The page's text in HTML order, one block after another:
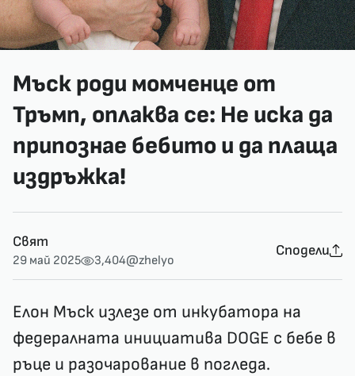
Мъск роди момченце от
Тръмп, оплаква се: Не иска да
припознае бебито и да плаща
издръжка!
Свят
29 май 2025 3,404@zhelyo
Сподели
Елон Мъск излезе от инкубатора на
федералната инициатива DOGE с бебе в
ръце и разочарование в погледа.